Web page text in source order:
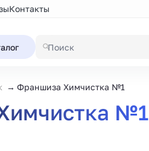
Контакты
Франшиза Химчистка №1
№1